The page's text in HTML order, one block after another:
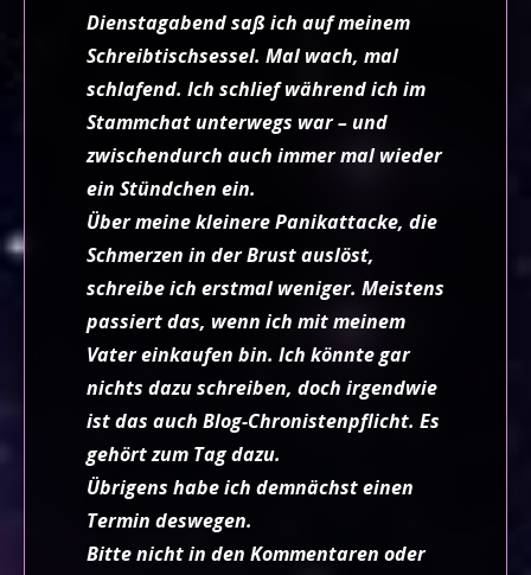
Dienstagabend saß ich auf meinem
Schreibtischsessel. Mal wach, mal
schlafend. Ich schlief während ich im
Stammchat unterwegs war – und
zwischendurch auch immer mal wieder
ein Stündchen ein.
Über meine kleinere Panikattacke, die
Schmerzen in der Brust auslöst,
schreibe ich erstmal weniger. Meistens
passiert das, wenn ich mit meinem
Vater einkaufen bin. Ich könnte gar
nichts dazu schreiben, doch irgendwie
ist das auch Blog-Chronistenpflicht. Es
gehört zum Tag dazu.
Übrigens habe ich demnächst einen
Termin deswegen.
Bitte nicht in den Kommentaren oder